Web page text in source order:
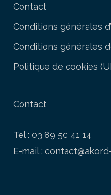
Contact
Conditions générales
Conditions générales
Politique de cookies
Contact
Tel : 03 89 50 41 14
E-mail :